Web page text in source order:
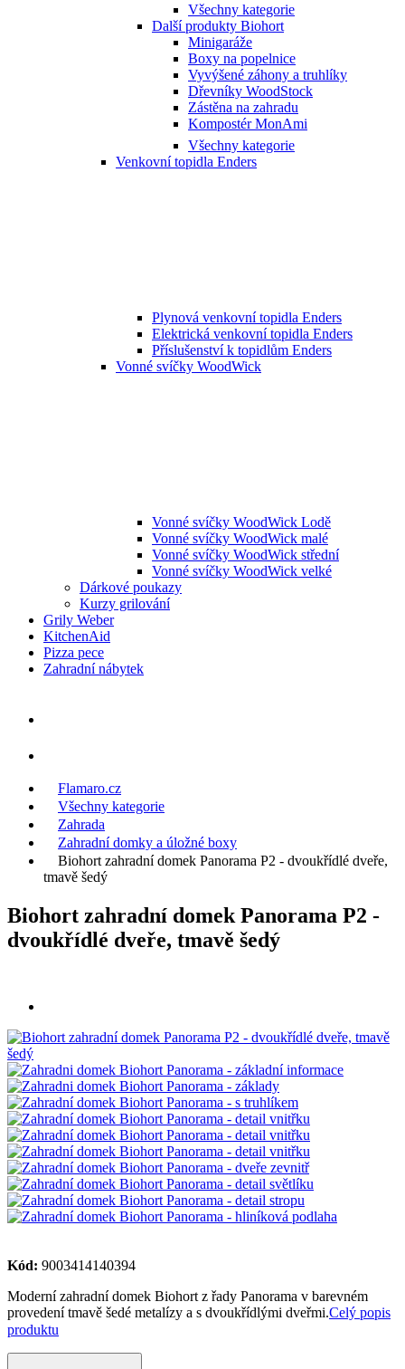
Všechny kategorie
Další produkty Biohort
Minigaráže
Boxy na popelnice
Vyvýšené záhony a truhlíky
Dřevníky WoodStock
Zástěna na zahradu
Kompostér MonAmi
Všechny kategorie
Venkovní topidla Enders
Plynová venkovní topidla Enders
Elektrická venkovní topidla Enders
Příslušenství k topidlům Enders
Vonné svíčky WoodWick
Vonné svíčky WoodWick Lodě
Vonné svíčky WoodWick malé
Vonné svíčky WoodWick střední
Vonné svíčky WoodWick velké
Dárkové poukazy
Kurzy grilování
Grily Weber
KitchenAid
Pizza pece
Zahradní nábytek
Flamaro.cz
Všechny kategorie
Zahrada
Zahradní domky a úložné boxy
Biohort zahradní domek Panorama P2 - dvoukřídlé dveře,
tmavě šedý
Biohort zahradní domek Panorama P2 -
dvoukřídlé dveře, tmavě šedý
Kód: 9003414140394
Moderní zahradní domek Biohort z řady Panorama v barevném
provedení tmavě šedé metalízy a s dvoukřídlými dveřmi.Celý popis
produktu